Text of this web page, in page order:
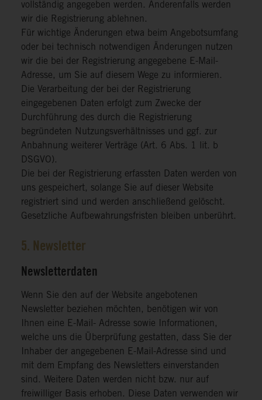
vollständig angegeben werden. Anderenfalls werden
wir die Registrierung ablehnen.
Für wichtige Änderungen etwa beim Angebotsumfang
oder bei technisch notwendigen Änderungen nutzen
wir die bei der Registrierung angegebene E-Mail-
Adresse, um Sie auf diesem Wege zu informieren.
Die Verarbeitung der bei der Registrierung
eingegebenen Daten erfolgt zum Zwecke der
Durchführung des durch die Registrierung
begründeten Nutzungsverhältnisses und ggf. zur
Anbahnung weiterer Verträge (Art. 6 Abs. 1 lit. b
DSGVO).
Die bei der Registrierung erfassten Daten werden von
uns gespeichert, solange Sie auf dieser Website
registriert sind und werden anschließend gelöscht.
Gesetzliche Aufbewahrungsfristen bleiben unberührt.
5. Newsletter
Newsletterdaten
Wenn Sie den auf der Website angebotenen
Newsletter beziehen möchten, benötigen wir von
Ihnen eine E-Mail- Adresse sowie Informationen,
welche uns die Überprüfung gestatten, dass Sie der
Inhaber der angegebenen E-Mail-Adresse sind und
mit dem Empfang des Newsletters einverstanden
sind. Weitere Daten werden nicht bzw. nur auf
freiwilliger Basis erhoben. Diese Daten verwenden wir